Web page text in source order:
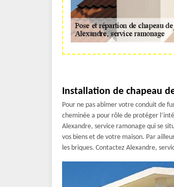
Installation de chapeau
Pour ne pas abîmer votre conduit de
cheminée a pour rôle de protéger
Alexandre, service ramonage qui se
vos biens et de votre maison. Par
les briques. Contactez Alexandre,